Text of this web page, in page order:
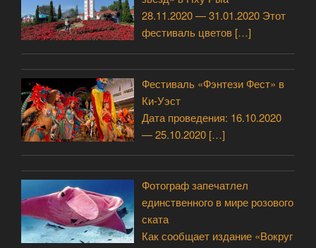
28.11.2020 — 31.01.2020 Этот
фестиваль цветов […]
Фестиваль «Фэнтези Фест» в
Ки-Уэст
Дата проведения: 16.10.2020
— 25.10.2020 […]
Фотограф запечатлел
единственного в мире розового
ската
Как сообщает издание «Вокруг